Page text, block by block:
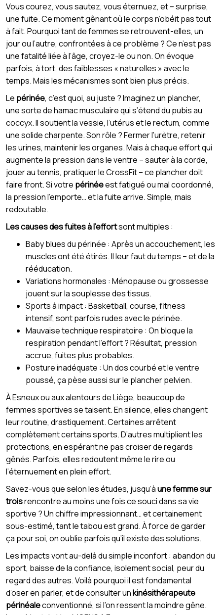
Vous courez, vous sautez, vous éternuez, et – surprise,
une fuite. Ce moment gênant où le corps n’obéit pas tout
à fait. Pourquoi tant de femmes se retrouvent-elles, un
jour ou l’autre, confrontées à ce problème ? Ce n’est pas
une fatalité liée à l’âge, croyez-le ou non. On évoque
parfois, à tort, des faiblesses « naturelles » avec le
temps. Mais les mécanismes sont bien plus précis.
Le périnée, c’est quoi, au juste ? Imaginez un plancher,
une sorte de hamac musculaire qui s’étend du pubis au
coccyx. Il soutient la vessie, l’utérus et le rectum, comme
une solide charpente. Son rôle ? Fermer l’urètre, retenir
les urines, maintenir les organes. Mais à chaque effort qui
augmente la pression dans le ventre – sauter à la corde,
jouer au tennis, pratiquer le CrossFit – ce plancher doit
faire front. Si votre périnéeest fatigué ou mal coordonné,
la pression l’emporte… et la fuite arrive. Simple, mais
redoutable.
Les causes des fuites à l’effortsont multiples :
Baby blues du périnée : Après un accouchement, les
muscles ont été étirés. Il leur faut du temps – et de la
rééducation.
Variations hormonales : Ménopause ou grossesse
jouent sur la souplesse des tissus.
Sports à impact : Basketball, course, fitness
intensif, sont parfois rudes avec le périnée.
Mauvaise technique respiratoire : On bloque la
respiration pendant l’effort ? Résultat, pression
accrue, fuites plus probables.
Posture inadéquate : Un dos courbé et le ventre
poussé, ça pèse aussi sur le plancher pelvien.
À Esneux ou aux alentours de Liège, beaucoup de
femmes sportives se taisent. En silence, elles changent
leur routine, drastiquement. Certaines arrêtent
complètement certains sports. D’autres multiplient les
protections, en espérant ne pas croiser de regards
gênés. Parfois, elles redoutent même le rire ou
l’éternuement en plein effort.
Savez-vous que selon les études, jusqu’àune femme sur
troisrencontre au moins une fois ce souci dans sa vie
sportive ? Un chiffre impressionnant… et certainement
sous-estimé, tant le tabou est grand. À force de garder
ça pour soi, on oublie parfois qu’il existe des solutions.
Les impacts vont au-delà du simple inconfort : abandon du
sport, baisse de la confiance, isolement social, peur du
regard des autres. Voilà pourquoi il est fondamental
d’oser en parler, et de consulter unkinésithérapeute
périnéaleconventionné, si l’on ressent la moindre gêne.